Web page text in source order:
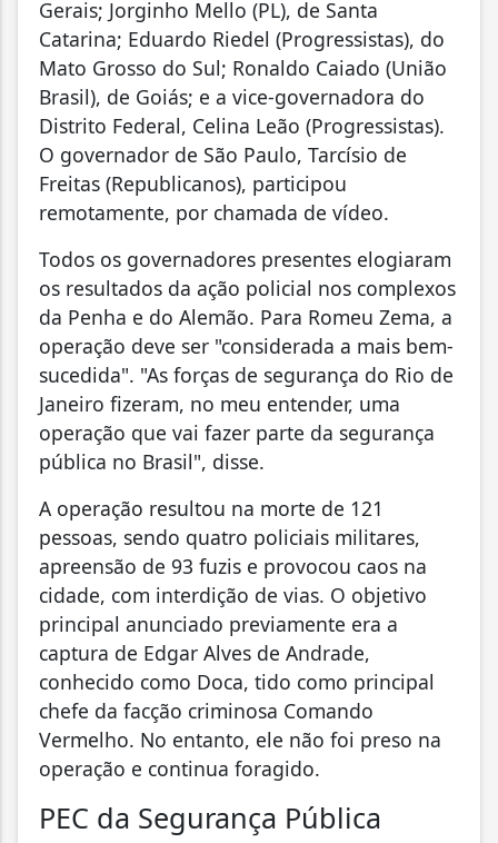
Gerais; Jorginho Mello (PL), de Santa
Catarina; Eduardo Riedel (Progressistas), do
Mato Grosso do Sul; Ronaldo Caiado (União
Brasil), de Goiás; e a vice-governadora do
Distrito Federal, Celina Leão (Progressistas).
O governador de São Paulo, Tarcísio de
Freitas (Republicanos), participou
remotamente, por chamada de vídeo.
Todos os governadores presentes elogiaram
os resultados da ação policial nos complexos
da Penha e do Alemão. Para Romeu Zema, a
operação deve ser "considerada a mais bem-
sucedida". "As forças de segurança do Rio de
Janeiro fizeram, no meu entender, uma
operação que vai fazer parte da segurança
pública no Brasil", disse.
A operação resultou na morte de 121
pessoas, sendo quatro policiais militares,
apreensão de 93 fuzis e provocou caos na
cidade, com interdição de vias. O objetivo
principal anunciado previamente era a
captura de Edgar Alves de Andrade,
conhecido como Doca, tido como principal
chefe da facção criminosa Comando
Vermelho. No entanto, ele não foi preso na
operação e continua foragido.
PEC da Segurança Pública